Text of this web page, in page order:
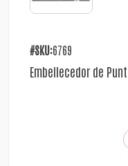
#SKU:6769
Embellecedor de